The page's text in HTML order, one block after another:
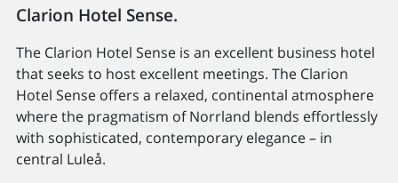
Clarion Hotel Sense.
The Clarion Hotel Sense is an excellent business hotel
that seeks to host excellent meetings. The Clarion
Hotel Sense offers a relaxed, continental atmosphere
where the pragmatism of Norrland blends effortlessly
with sophisticated, contemporary elegance – in
central Luleå.